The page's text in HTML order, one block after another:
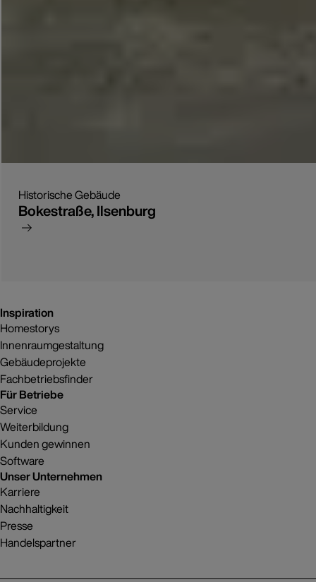
Historische Gebäude
Bokestraße, Ilsenburg
Inspiration
Homestorys
Innenraumgestaltung
Gebäudeprojekte
Fachbetriebsfinder
Für Betriebe
Service
Weiterbildung
Kunden gewinnen
Software
Unser Unternehmen
Karriere
Nachhaltigkeit
Presse
Handelspartner